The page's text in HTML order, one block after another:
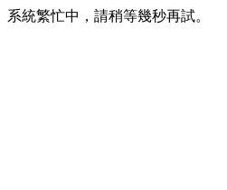
系統繁忙中，請稍等幾秒再試。